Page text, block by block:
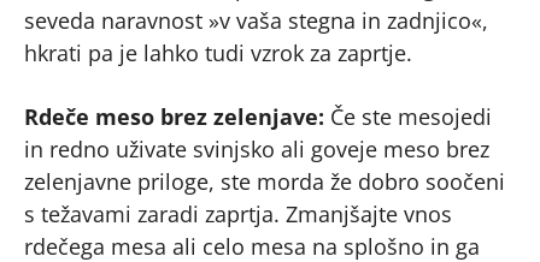
seveda naravnost »v vaša stegna in zadnjico«,
hkrati pa je lahko tudi vzrok za zaprtje.
Rdeče meso brez zelenjave: Če ste mesojedi
in redno uživate svinjsko ali goveje meso brez
zelenjavne priloge, ste morda že dobro soočeni
s težavami zaradi zaprtja. Zmanjšajte vnos
rdečega mesa ali celo mesa na splošno in ga